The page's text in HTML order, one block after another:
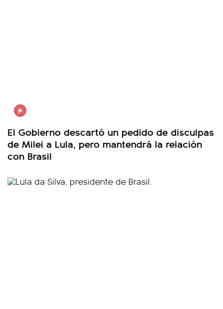
El Gobierno descartó un pedido de disculpas
de Milei a Lula, pero mantendrá la relación
con Brasil